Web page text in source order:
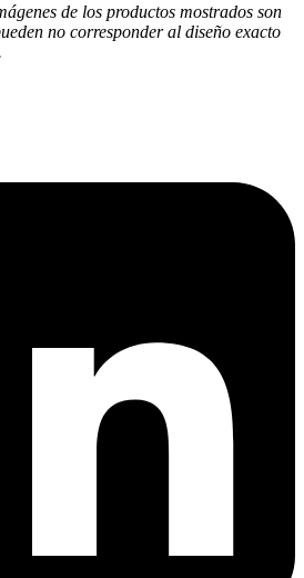
de los productos mostrados son
no corresponder al diseño exacto